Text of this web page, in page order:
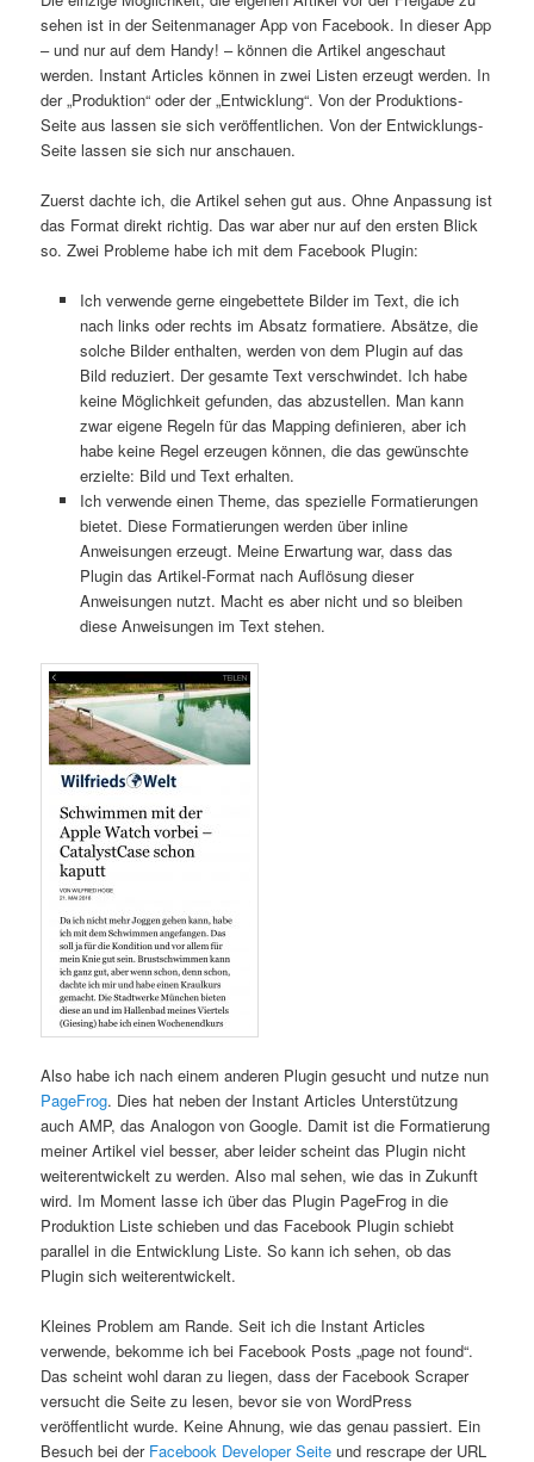
sehen ist in der Seitenmanager App von Facebook. In dieser App
– und nur auf dem Handy! – können die Artikel angeschaut
werden. Instant Articles können in zwei Listen erzeugt werden. In
der „Produktion“ oder der „Entwicklung“. Von der Produktions-
Seite aus lassen sie sich veröffentlichen. Von der Entwicklungs-
Seite lassen sie sich nur anschauen.
Zuerst dachte ich, die Artikel sehen gut aus. Ohne Anpassung ist
das Format direkt richtig. Das war aber nur auf den ersten Blick
so. Zwei Probleme habe ich mit dem Facebook Plugin:
Ich verwende gerne eingebettete Bilder im Text, die ich
nach links oder rechts im Absatz formatiere. Absätze, die
solche Bilder enthalten, werden von dem Plugin auf das
Bild reduziert. Der gesamte Text verschwindet. Ich habe
keine Möglichkeit gefunden, das abzustellen. Man kann
zwar eigene Regeln für das Mapping definieren, aber ich
habe keine Regel erzeugen können, die das gewünschte
erzielte: Bild und Text erhalten.
Ich verwende einen Theme, das spezielle Formatierungen
bietet. Diese Formatierungen werden über inline
Anweisungen erzeugt. Meine Erwartung war, dass das
Plugin das Artikel-Format nach Auflösung dieser
Anweisungen nutzt. Macht es aber nicht und so bleiben
diese Anweisungen im Text stehen.
Also habe ich nach einem anderen Plugin gesucht und nutze nun
PageFrog. Dies hat neben der Instant Articles Unterstützung
auch AMP, das Analogon von Google. Damit ist die Formatierung
meiner Artikel viel besser, aber leider scheint das Plugin nicht
weiterentwickelt zu werden. Also mal sehen, wie das in Zukunft
wird. Im Moment lasse ich über das Plugin PageFrog in die
Produktion Liste schieben und das Facebook Plugin schiebt
parallel in die Entwicklung Liste. So kann ich sehen, ob das
Plugin sich weiterentwickelt.
Kleines Problem am Rande. Seit ich die Instant Articles
verwende, bekomme ich bei Facebook Posts „page not found“.
Das scheint wohl daran zu liegen, dass der Facebook Scraper
versucht die Seite zu lesen, bevor sie von WordPress
veröffentlicht wurde. Keine Ahnung, wie das genau passiert. Ein
Besuch bei der Facebook Developer Seite und rescrape der URL